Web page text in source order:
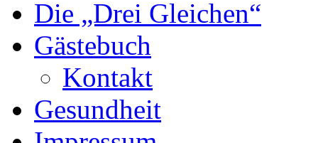
Die „Drei Gleichen“
Gästebuch
Kontakt
Gesundheit